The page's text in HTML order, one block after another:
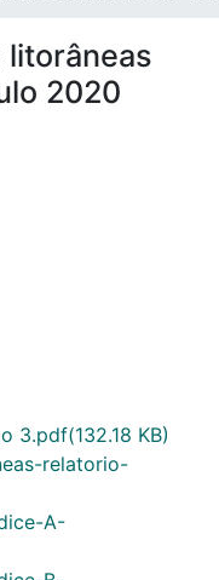
litorâneas
2020
3.pdf(132.18 KB)
relatorio-
A-